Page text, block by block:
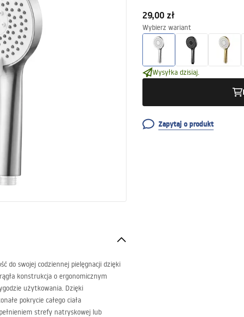
29,00 zł
Wybierz wariant
Wysyłka dzisiaj.
Zapytaj o produkt
do swojej codziennej pielęgnacji dzięki
konstrukcja o ergonomicznym
użytkowania. Dzięki
pokrycie całego ciała
strefy natryskowej lub